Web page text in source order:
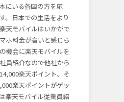
にいる各国の方を応
。日本での生活をより
天モバイルはいかがで
ホ料金が高いと感じら
機会に楽天モバイルを
員紹介なので他社から
楽天ポイント、そ
楽天ポイントがゲッ
楽天モバイル従業員紹